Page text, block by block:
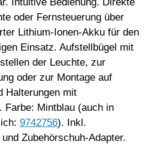
oder Fernsteuerung über
Lithium-Ionen-Akku für den
Einsatz. Aufstellbügel mit
der Leuchte, zur
oder zur Montage auf
Halterungen mit
Farbe: Mintblau (auch in
9742756). Inkl.
Zubehörschuh-Adapter.